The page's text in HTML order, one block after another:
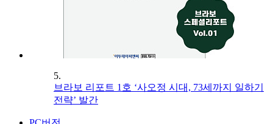
5.
브라보 리포트 1호 ‘사오정 시대, 73세까지 일하기
전략’ 발간